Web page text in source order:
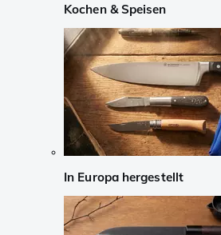
Kochen & Speisen
In Europa hergestellt